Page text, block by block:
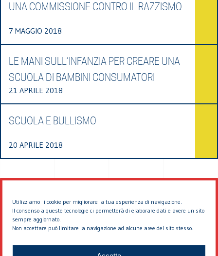
Utilizziamo i cookie per migliorare la tua esperienza di navigazione.
Il consenso a queste tecnologie ci permetterà di elaborare dati e avere un sito
sempre aggiornato.
Non accettare può limitare la navigazione ad alcune aree del sito stesso.
UNA COMMISSIONE CONTRO IL RAZZISMO
7 MAGGIO 2018
LE MANI SULL’INFANZIA PER CREARE UNA
SCUOLA DI BAMBINI CONSUMATORI
21 APRILE 2018
SCUOLA E BULLISMO
20 APRILE 2018
© 2026 EDDYBURG